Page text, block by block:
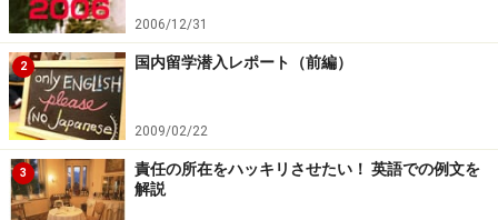
でください」という気持ちを伝えることはできます。
言葉の違いは文化の違い。言葉を通して、それぞれの価
値観を改めて見つめなおすというのも面白いかもしれま
せん。
2006/12/31
2 国内留学潜入レポート（前編）
2009/02/22
3
責任の所在をハッキリさせたい！ 英語での例文を
解説